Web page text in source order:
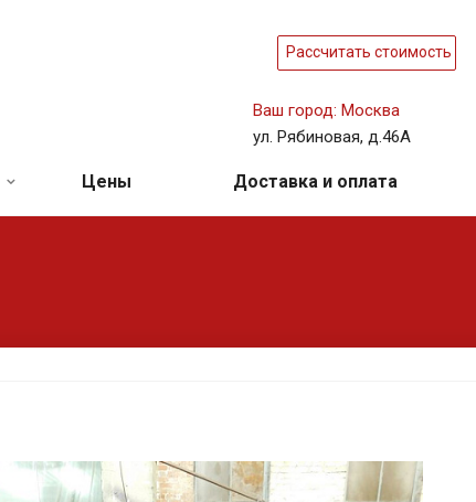
Рассчитать стоимость
Ваш город: Москва
ул. Рябиновая, д.46А
Цены Доставка и оплата